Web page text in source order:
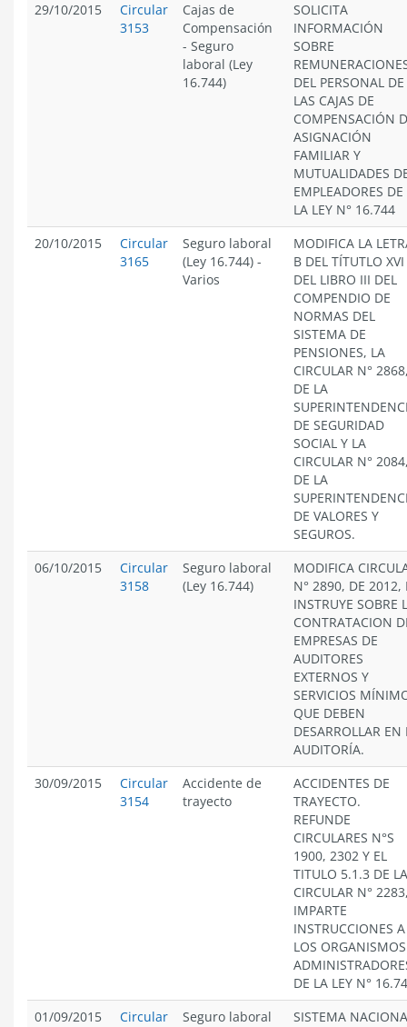
29/10/2015
Circular
3153
Cajas de
Compensación
- Seguro
laboral (Ley
16.744)
SOLICITA
INFORMACIÓN
SOBRE
DEL PERSONAL DE
LAS CAJAS DE
COMPENSACIÓN
ASIGNACIÓN
FAMILIAR Y
MUTUALIDADES
EMPLEADORES DE
LA LEY N° 16.744
20/10/2015
Circular
3165
Seguro laboral
(Ley 16.744) -
Varios
MODIFICA LA
B DEL TÍTUTLO XVI
DEL LIBRO III DEL
COMPENDIO DE
NORMAS DEL
SISTEMA DE
PENSIONES, LA
CIRCULAR N°
DE LA
DE SEGURIDAD
SOCIAL Y LA
CIRCULAR N°
DE LA
DE VALORES Y
SEGUROS.
06/10/2015
Circular
3158
Seguro laboral
(Ley 16.744)
MODIFICA
N° 2890, DE 2012,
INSTRUYE SOBRE
CONTRATACION
EMPRESAS DE
AUDITORES
EXTERNOS Y
SERVICIOS
QUE DEBEN
DESARROLLAR EN
AUDITORÍA.
30/09/2015
Circular
3154
Accidente de
trayecto
ACCIDENTES DE
TRAYECTO.
REFUNDE
CIRCULARES N°S
1900, 2302 Y EL
TITULO 5.1.3 DE LA
CIRCULAR N°
IMPARTE
INSTRUCCIONES A
LOS ORGANISMOS
DE LA LEY N°
01/09/2015
Circular
Seguro laboral
SISTEMA